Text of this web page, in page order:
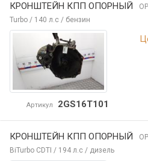
КРОНШТЕЙН КПП ОПОРНЫЙ
Turbo / 140 л.с / бензин
Артикул 2GS16T101
КРОНШТЕЙН КПП ОПОРНЫЙ
BiTurbo CDTI / 194 л.с / дизель